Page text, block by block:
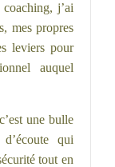
j’ai
mes propres
leviers pour
auquel
une bulle
qui
tout en